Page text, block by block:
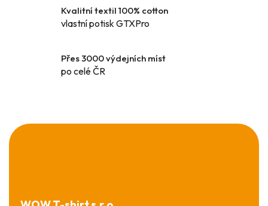
p
i
u
Kvalitní textil 100% cotton
vlastní potisk GTXPro
Přes 3000 výdejních míst
po celé ČR
Z
á